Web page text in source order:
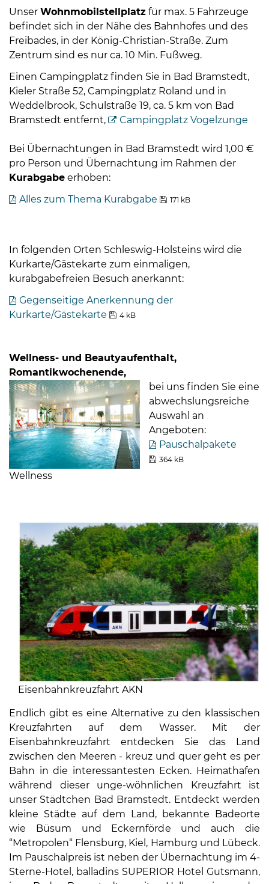
Uhr
sowie
außerhalb
Öffnungszeiten
nach
Vereinbarung.
Unser Wohnmobilstellplatz für max. 5 Fahrzeuge
befindet sich in der Nähe des Bahnhofes und des
Freibades, in der König-Christian-Straße. Zum
Zentrum sind es nur ca. 10 Min. Fußweg.
Einen Campingplatz finden Sie in Bad Bramstedt,
Kieler Straße 52, Campingplatz Roland und in
Weddelbrook, Schulstraße 19, ca. 5 km von Bad
Bramstedt entfernt,
Campingplatz Vogelzunge
Bei Übernachtungen in Bad Bramstedt wird 1,00 €
pro Person und Übernachtung im Rahmen der
Kurabgabe erhoben:
Alles zum Thema Kurabgabe
171 kB
In folgenden Orten Schleswig-Holsteins wird die
Kurkarte/Gästekarte zum einmaligen,
kurabgabefreien Besuch anerkannt:
Gegenseitige Anerkennung der
Kurkarte/Gästekarte
4 kB
Wellness- und Beautyaufenthalt,
Romantikwochenende,
Wellness
bei uns finden Sie eine
abwechslungsreiche
Auswahl an
Angeboten:
Pauschalpakete
364 kB
Eisenbahnkreuzfahrt AKN
Endlich gibt es eine Alternative zu den klassischen
Kreuzfahrten auf dem Wasser. Mit der
Eisenbahnkreuzfahrt entdecken Sie das Land
zwischen den Meeren - kreuz und quer geht es per
Bahn in die interessantesten Ecken. Heimathafen
während dieser unge-wöhnlichen Kreuzfahrt ist
unser Städtchen Bad Bramstedt. Entdeckt werden
kleine Städte auf dem Land, bekannte Badeorte
wie Büsum und Eckernförde und auch die
“Metropolen“ Flensburg, Kiel, Hamburg und Lübeck.
Im Pauschalpreis ist neben der Übernachtung im 4-
Sterne-Hotel, balladins SUPERIOR Hotel Gutsmann,